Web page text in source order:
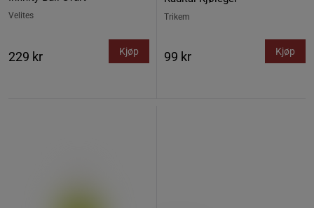
Velites
229 kr Kjøp
Trikem
99 kr Kjøp